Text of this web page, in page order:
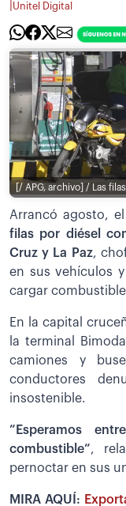
Unitel Digital
[/ APG, archivo] / Las
Arrancó agosto,
filas por diésel
Cruz y La Paz,
en sus vehículos
cargar
En la capital
la terminal
camiones y
conductores
insostenible.
”Esperamos
combustible”,
pernoctar en sus
MIRA AQUÍ: